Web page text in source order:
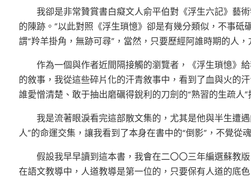
我卻是非常贊賞書白癡文人俞平伯對《浮生六記》藝
的陳跡。”以此對照《浮生瑣憶》卻是有幾分類似，不事
謂“羚羊掛角，無跡可尋”，當然，只要歷經阿誰時期的人，
作為一個與作者近間隔接觸的瀏覽者，《浮生瑣憶》
的敘事，我從這些碎片化的汗青敘事中，看到了血與火的
誰愛憎清楚、敢于抽出磨礪得銳利的刀劍的“熟習的生疏人”
我是流著眼淚看完這部散文集的，尤其是他與半生遭
人”的命運交集，讓我看到了本身在書中的“倒影”，不覺從
假設我早早讀到這本書，我會在二〇〇三年編選蘇教
在語文教導中，人道教導是第一位的，只要保有人道的底